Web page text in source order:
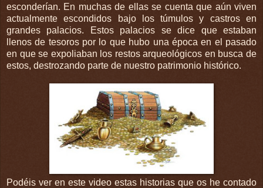
esconderían. En muchas de ellas se cuenta que aún viven
actualmente escondidos bajo los túmulos y castros en
grandes palacios. Estos palacios se dice que estaban
llenos de tesoros por lo que hubo una época en el pasado
en que se expoliaban los restos arqueológicos en busca de
estos, destrozando parte de nuestro patrimonio histórico.
Podéis ver en este video estas historias que os he contado